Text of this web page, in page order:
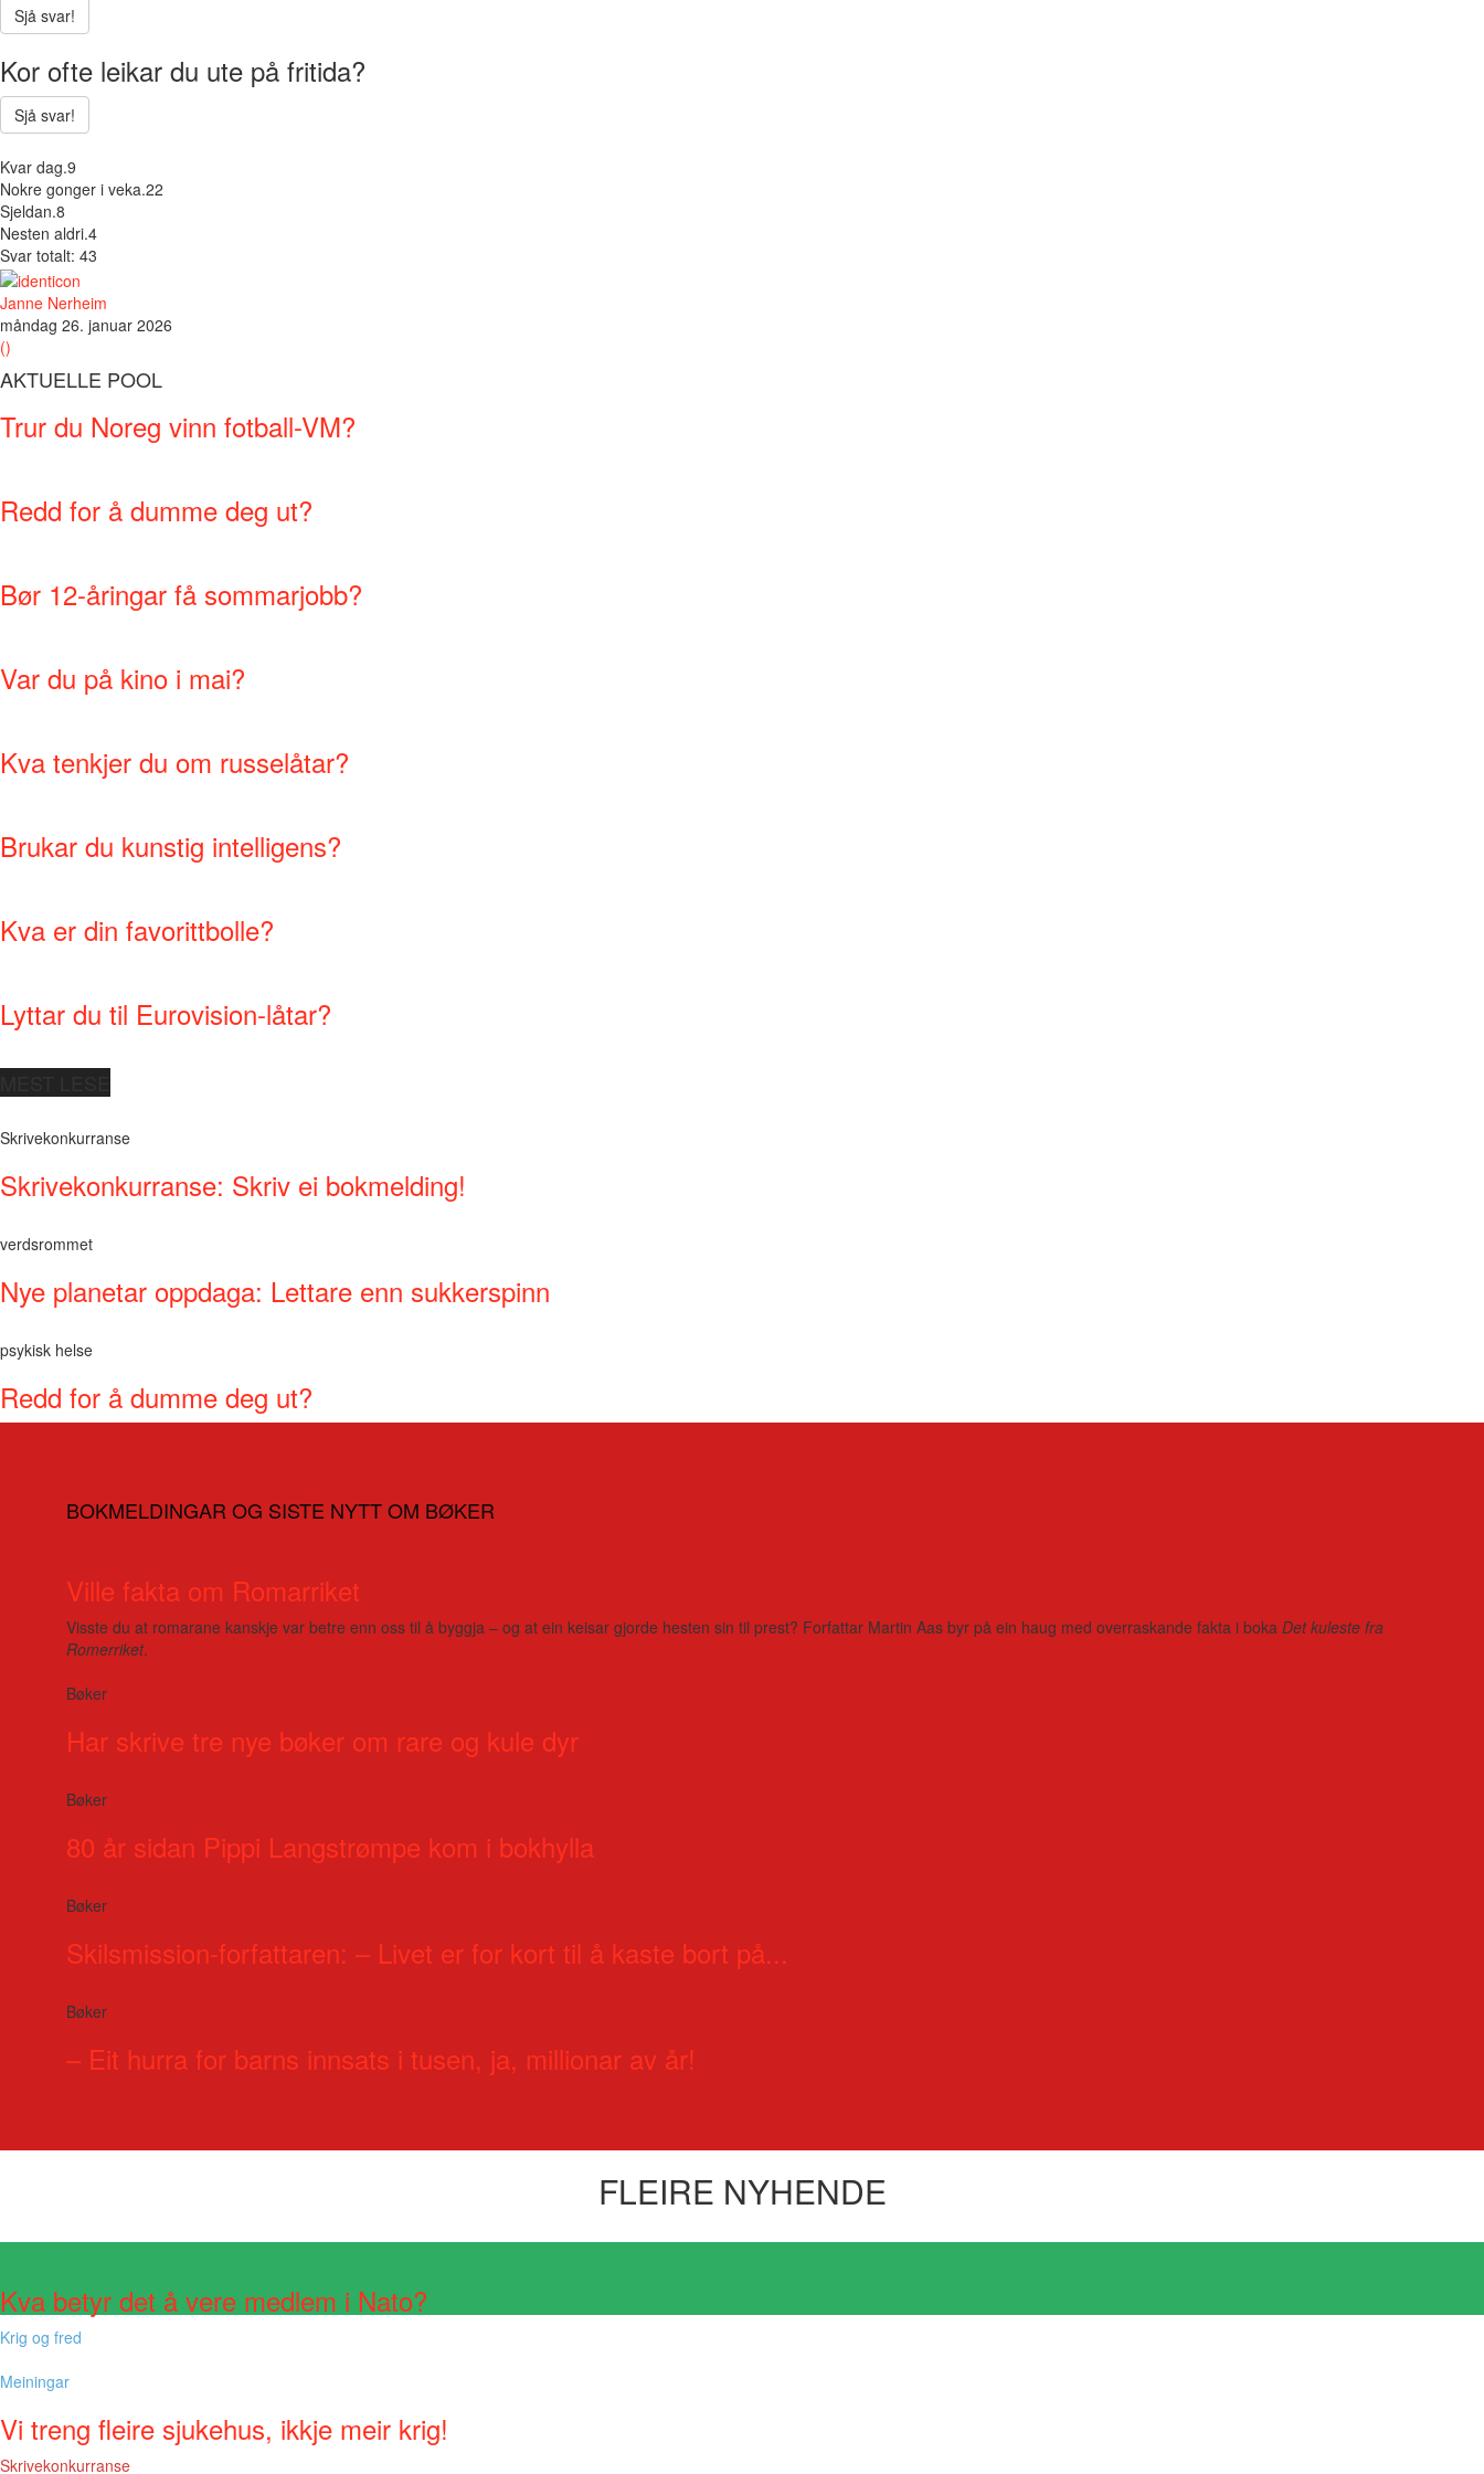
Sjå svar!
Kor ofte leikar du ute på fritida?
Sjå svar!
Kvar dag.9
Nokre gonger i veka.22
Sjeldan.8
Nesten aldri.4
Svar totalt: 43
Janne Nerheim
måndag 26. januar 2026
()
AKTUELLE POOL
Trur du Noreg vinn fotball-VM?
Redd for å dumme deg ut?
Bør 12-åringar få sommarjobb?
Var du på kino i mai?
Kva tenkjer du om russelåtar?
Brukar du kunstig intelligens?
Kva er din favorittbolle?
Lyttar du til Eurovision-låtar?
Skrivekonkurranse
Skrivekonkurranse: Skriv ei bokmelding!
verdsrommet
Nye planetar oppdaga: Lettare enn sukkerspinn
psykisk helse
Redd for å dumme deg ut?
BOKMELDINGAR OG SISTE NYTT OM BØKER
Ville fakta om Romarriket
Visste du at romarane kanskje var betre enn oss til å byggja – og at ein keisar gjorde hesten sin til prest? Forfattar Martin Aas byr på ein haug med overraskande fakta i boka Det kuleste fra
Romerriket.
Bøker
Har skrive tre nye bøker om rare og kule dyr
Bøker
80 år sidan Pippi Langstrømpe kom i bokhylla
Bøker
Skilsmission-forfattaren: – Livet er for kort til å kaste bort på...
Bøker
– Eit hurra for barns innsats i tusen, ja, millionar av år!
FLEIRE NYHENDE
Kva betyr det å vere medlem i Nato?
Krig og fred
Meiningar
Vi treng fleire sjukehus, ikkje meir krig!
Skrivekonkurranse